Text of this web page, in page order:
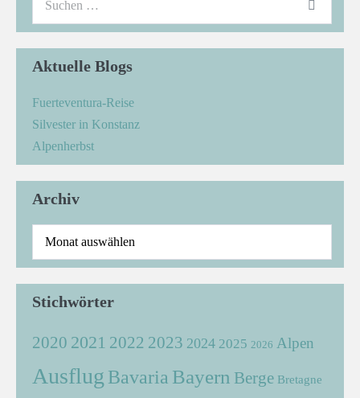
Aktuelle Blogs
Fuerteventura-Reise
Silvester in Konstanz
Alpenherbst
Archiv
Stichwörter
2020 2021 2022 2023 2024 2025 2026 Alpen
Ausflug Bavaria Bayern Berge Bretagne